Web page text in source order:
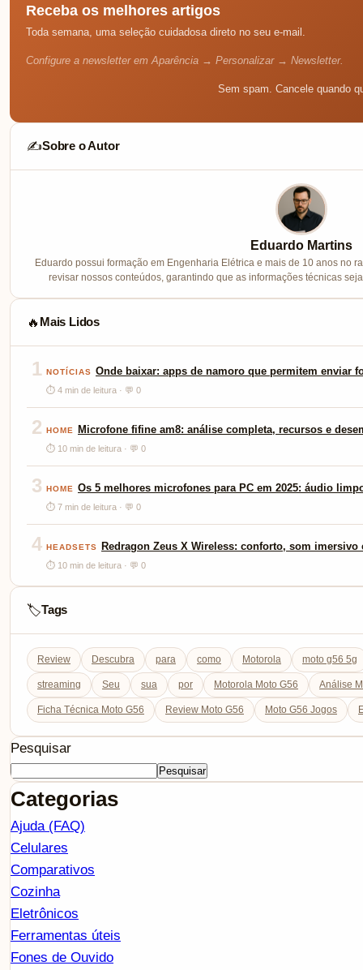
Receba os melhores artigos
Toda semana, uma seleção cuidadosa direto no seu e-mail.
Configure a newsletter em Aparência → Personalizar → Newsletter.
Sem spam. Cancele quando
✍️Sobre o Autor
Eduardo Martins
Eduardo possui formação em Engenharia Elétrica e mais de 10 anos no
revisar nossos conteúdos, garantindo que as informações técnicas
🔥 Mais Lidos
1 NOTÍCIAS Onde baixar: apps de namoro que permitem enviar
⏱ 4 min de leitura · 💬 0
2 HOME Microfone fifine am8: análise completa, recursos e
⏱ 10 min de leitura · 💬 0
3 HOME Os 5 melhores microfones para PC em 2025: áudio
⏱ 7 min de leitura · 💬 0
4 HEADSETS Redragon Zeus X Wireless: conforto, som
⏱ 10 min de leitura · 💬 0
🏷️Tags
Review Descubra para como Motorola moto g56 5g
streaming Seu sua por Motorola Moto G56 Análise
Ficha Técnica Moto G56 Review Moto G56 Moto G56 Jogos
Pesquisar
Pesquisar
Categorias
Ajuda (FAQ)
Celulares
Comparativos
Cozinha
Eletrônicos
Ferramentas úteis
Fones de Ouvido